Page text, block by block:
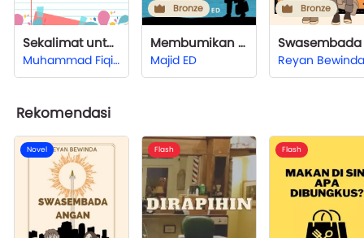
Sekalimat untuk Nada
Muhammad Fiqih Sugesty
Bronze
Membumikan Cinta di Selat Bosphorus
Majid ED
Bronze
Reyan Bewinda
Rekomendasi
Novel Flash Flash